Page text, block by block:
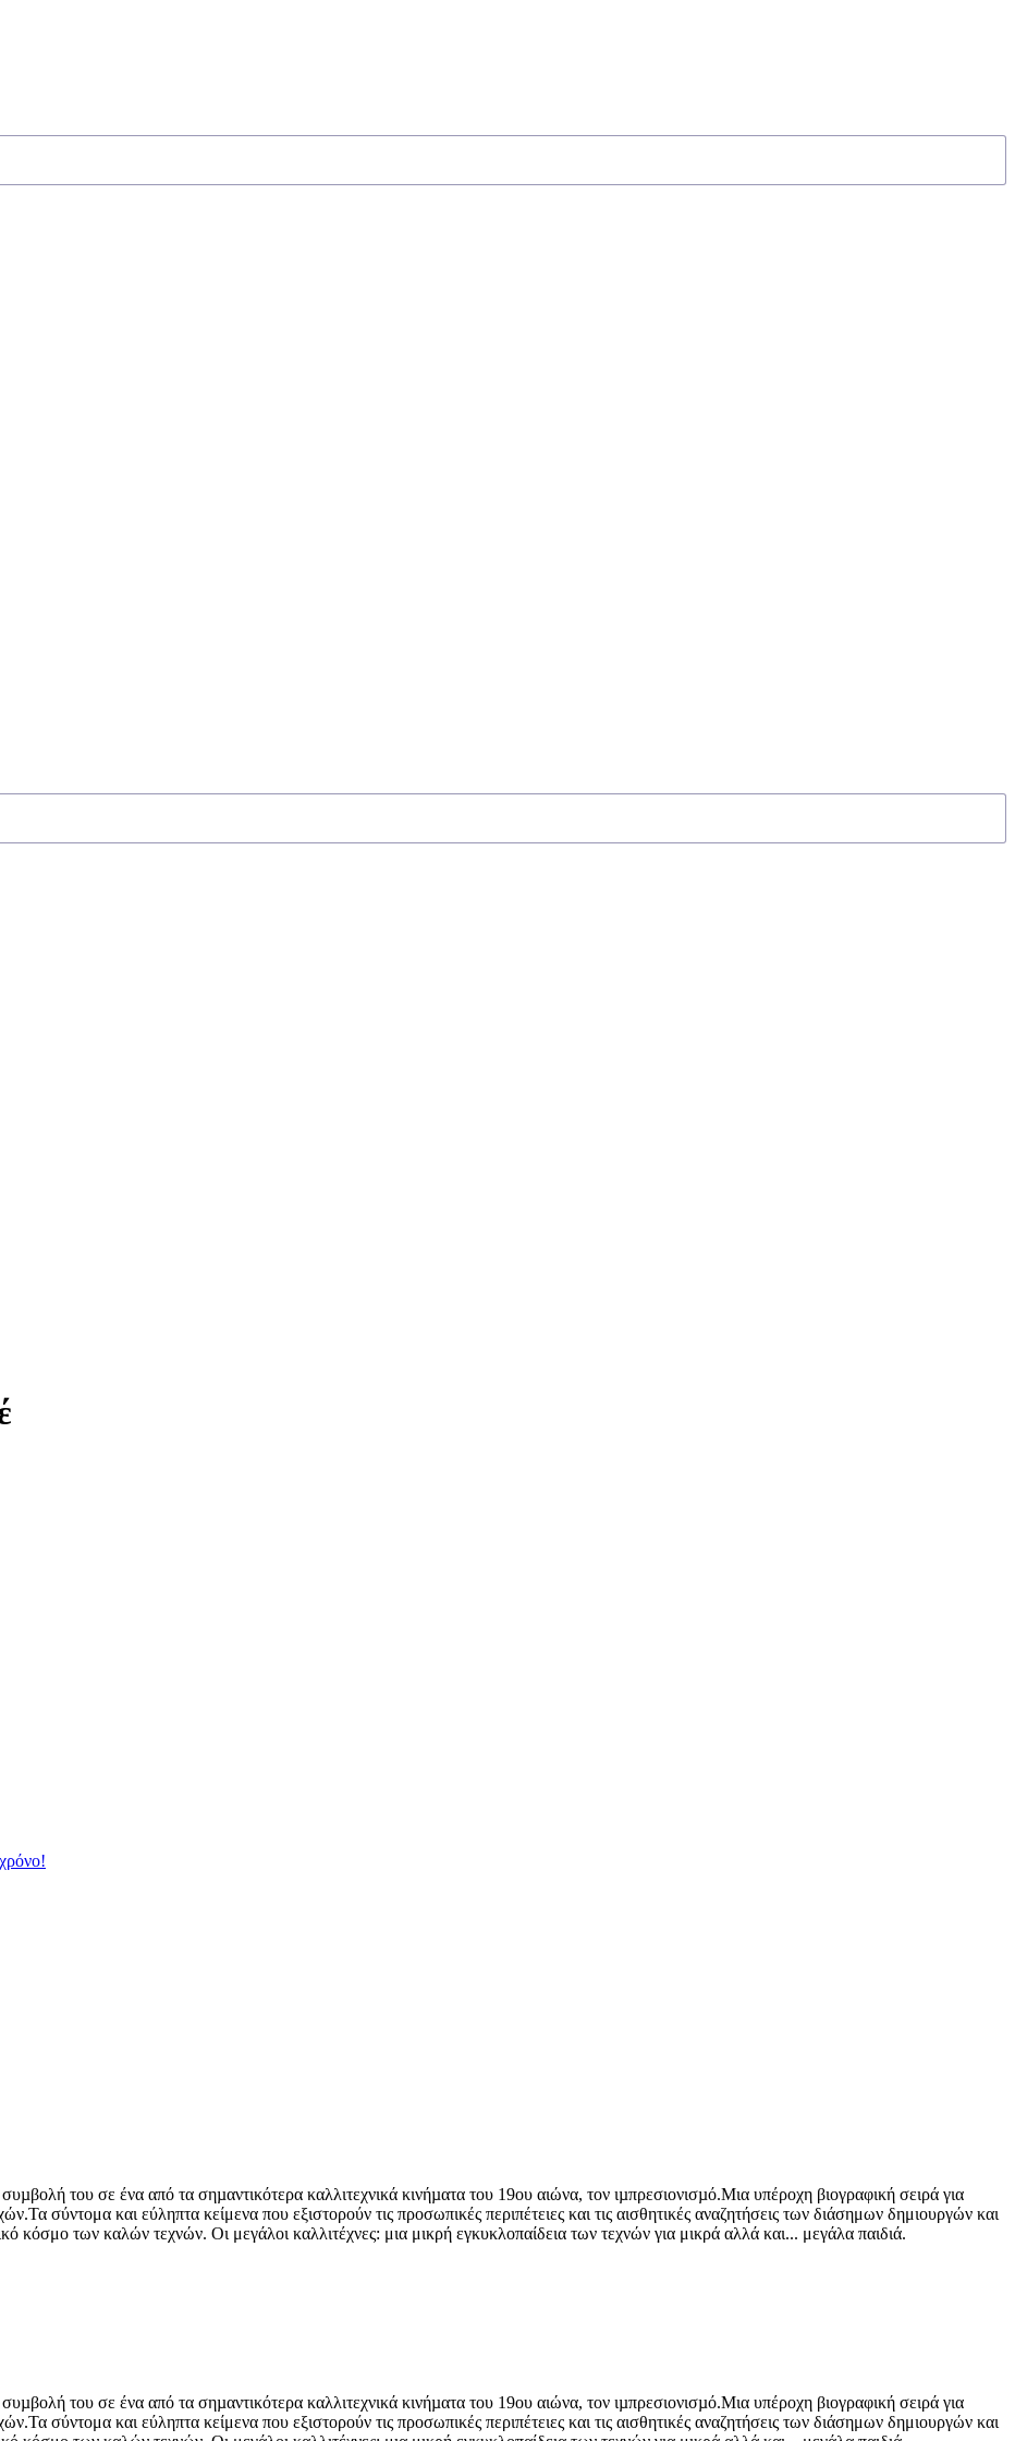
του σε ένα από τα σηµαντικότερα καλλιτεχνικά κινήµατα του 19ου αιώνα, τον ιµπρεσιονισµό.Μια υπέροχη βιογραφική σειρά για
σύντομα και εύληπτα κείμενα που εξιστορούν τις προσωπικές περιπέτειες και τις αισθητικές αναζητήσεις των διάσημων δημιουργών και
κόσμο των καλών τεχνών. Οι μεγάλοι καλλιτέχνες: μια μικρή εγκυκλοπαίδεια των τεχνών για μικρά αλλά και... μεγάλα παιδιά.
του σε ένα από τα σηµαντικότερα καλλιτεχνικά κινήµατα του 19ου αιώνα, τον ιµπρεσιονισµό.Μια υπέροχη βιογραφική σειρά για
σύντομα και εύληπτα κείμενα που εξιστορούν τις προσωπικές περιπέτειες και τις αισθητικές αναζητήσεις των διάσημων δημιουργών και